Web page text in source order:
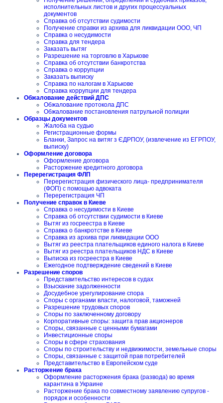
исполнительных листов и других процессуальных
документов
Справка об отсутствии судимости
Получение справки из архива для ликвидации ООО, ЧП
Справка о несудимости
Справка для тендера
Заказать вытяг
Разрешение на торговлю в Харькове
Справка об отсутствии банкротства
Справка о коррупции
Заказать выписку
Справка по налогам в Харькове
Справка коррупции для тендера
Обжалование действий ДПС
Обжалование протокола ДПС
Обжалование постановления патрульной полиции
Образцы документов
Жалоба на судью
Регистрационные формы
Бланки, Запрос на витяг з ЄДРПОУ, (извлечение из ЕГРПОУ,
выписку)
Оформление договора
Оформление договора
Расторжение кредитного договора
Перерегистрация ФЛП
Перерегистрация физического лица- предпринимателя
(ФОП) с помощью адвоката
Перерегистрация ЧП
Получение справок в Киеве
Справка о несудимости в Киеве
Справка об отсутствии судимости в Киеве
Вытяг из госреестра в Киеве
Справка о банкротстве в Киеве
Справка из архива при ликвидации ООО
Вытяг из реестра плательщиков единого налога в Киеве
Вытяг из реестра плательщиков НДС в Киеве
Выписка из госреестра в Киеве
Ежегодное подтверждение сведений в Киеве
Разрешение споров
Представительство интересов в судах
Взыскание задолженности
Досудебное урегулирование спора
Споры с органами власти, налоговой, таможней
Разрешение трудовых споров
Споры по заключенному договору
Корпоративные споры: защита прав акционеров
Споры, связанные с ценными бумагами
Инвестиционные споры
Споры в сфере страхования
Споры по строительству и недвижимости, земельные споры
Споры, связанные с защитой прав потребителей
Представительство в Европейском суде
Расторжение брака
Оформление расторжения брака (развода) во время
карантина в Украине
Расторжение брака по совместному заявлению супругов -
порядок и особенности